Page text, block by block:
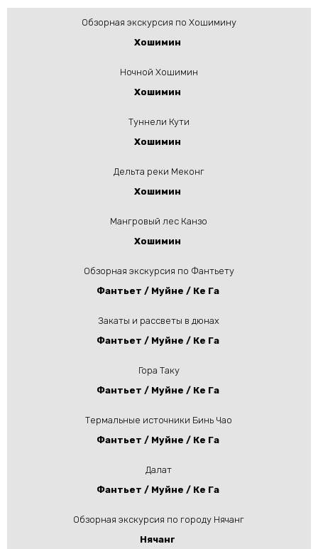
Обзорная экскурсия по Хошимину
Хошимин
Ночной Хошимин
Хошимин
Туннели Кути
Хошимин
Дельта реки Меконг
Хошимин
Мангровый лес Канзо
Хошимин
Обзорная экскурсия по Фантьету
Фантьет / Муйне / Ке Га
Закаты и рассветы в дюнах
Фантьет / Муйне / Ке Га
Гора Таку
Фантьет / Муйне / Ке Га
Термальные источники Бинь Чао
Фантьет / Муйне / Ке Га
Далат
Фантьет / Муйне / Ке Га
Обзорная экскурсия по городу Нячанг
Нячанг